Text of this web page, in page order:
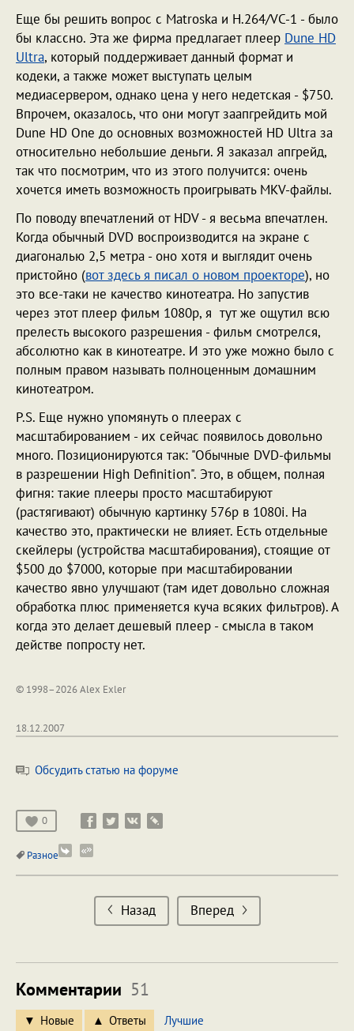
Еще бы решить вопрос с Matroska и H.264/VC-1 - было
бы классно. Эта же фирма предлагает плеер Dune HD
Ultra, который поддерживает данный формат и
кодеки, а также может выступать целым
медиасервером, однако цена у него недетская - $750.
Впрочем, оказалось, что они могут заапгрейдить мой
Dune HD One до основных возможностей HD Ultra за
относительно небольшие деньги. Я заказал апгрейд,
так что посмотрим, что из этого получится: очень
хочется иметь возможность проигрывать MKV-файлы.
По поводу впечатлений от HDV - я весьма впечатлен.
Когда обычный DVD воспроизводится на экране с
диагональю 2,5 метра - оно хотя и выглядит очень
пристойно (вот здесь я писал о новом проекторе), но
это все-таки не качество кинотеатра. Но запустив
через этот плеер фильм 1080p, я тут же ощутил всю
прелесть высокого разрешения - фильм смотрелся,
абсолютно как в кинотеатре. И это уже можно было с
полным правом называть полноценным домашним
кинотеатром.
P.S. Еще нужно упомянуть о плеерах с
масштабированием - их сейчас появилось довольно
много. Позиционируются так: "Обычные DVD-фильмы
в разрешении High Definition". Это, в общем, полная
фигня: такие плееры просто масштабируют
(растягивают) обычную картинку 576p в 1080i. На
качество это, практически не влияет. Есть отдельные
скейлеры (устройства масштабирования), стоящие от
$500 до $7000, которые при масштабировании
качество явно улучшают (там идет довольно сложная
обработка плюс применяется куча всяких фильтров). А
когда это делает дешевый плеер - смысла в таком
действе попросту нет.
© 1998–2026 Alex Exler
18.12.2007
Обсудить статью на форуме
0
Разное
Назад Вперед
Комментарии 51
Новые Ответы Лучшие